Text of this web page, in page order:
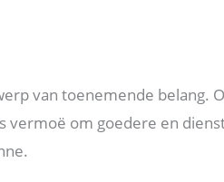
van toenemende belang.
vermoë om goedere en